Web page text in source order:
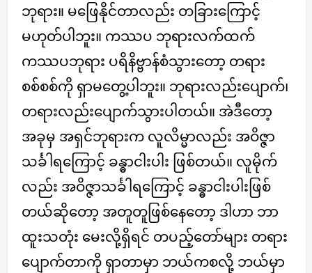
ဘုရား။ မဖြေနိုင်တာလည်း တခြားကြောင့်
မဟုတ်ပါဘူး။ ကဿပ ဘုရားလက်ထက်
ကဿပဘုရား ပရိနိဗ္ဗာန်စံသွားတော့ တရား
စစ်စစ်ကို ရှာမတွေ့ပါဘူး။ ဘုရားလည်းပျောက်၊
တရားလည်းပျောက်သွားပါတယ်။ အဲဒီတော့
အခုမှ အရှင်ဘုရားက လူလိမ္မာလည်း အဝိဇ္ဇာ
သင်္ခါရကြောင့် ခန္ဓာငါးပါး ဖြစ်တယ်။ လူမိုက်
လည်း အဝိဇ္ဇာသင်္ခါရကြောင့် ခန္ဓာငါးပါးဖြစ်
တယ်ဆိုတော့ အတူတူဖြစ်နေတော့ ဒါဟာ ဘာ
ထူးသတုံး မေးလို့ရှိရင် တပည့်တော်များ တရား
ပျောက်တာကို ရှာတာမှာ ဘယ်ကစလို့ ဘယ်မှာ